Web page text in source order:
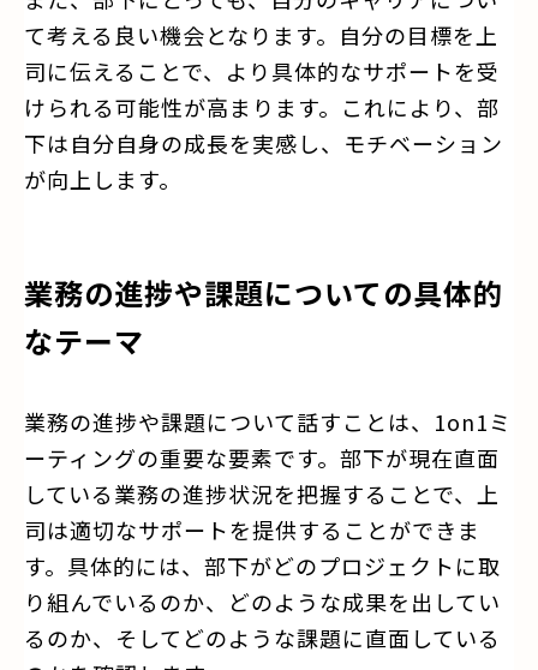
て考える良い機会となります。自分の目標を上
司に伝えることで、より具体的なサポートを受
けられる可能性が高まります。これにより、部
下は自分自身の成長を実感し、モチベーション
が向上します。
業務の進捗や課題についての具体的
なテーマ
業務の進捗や課題について話すことは、1on1ミ
ーティングの重要な要素です。部下が現在直面
している業務の進捗状況を把握することで、上
司は適切なサポートを提供することができま
す。具体的には、部下がどのプロジェクトに取
り組んでいるのか、どのような成果を出してい
るのか、そしてどのような課題に直面している